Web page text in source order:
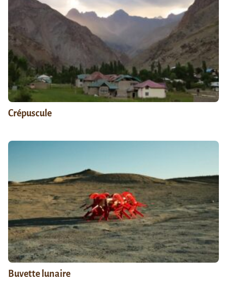
Crépuscule
Buvette lunaire